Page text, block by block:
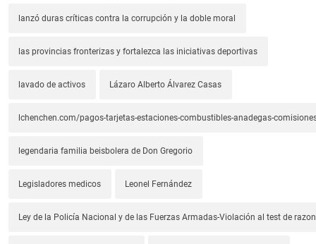
lanzó duras críticas contra la corrupción y la doble moral
las provincias fronterizas y fortalezca las iniciativas deportivas
lavado de activos Lázaro Alberto Álvarez Casas
lchenchen.com/pagos-tarjetas-estaciones-combustibles-anadegas-
legendaria familia beisbolera de Don Gregorio
Legisladores medicos Leonel Fernández
Ley de la Policía Nacional y de las Fuerzas Armadas-Violación al test de